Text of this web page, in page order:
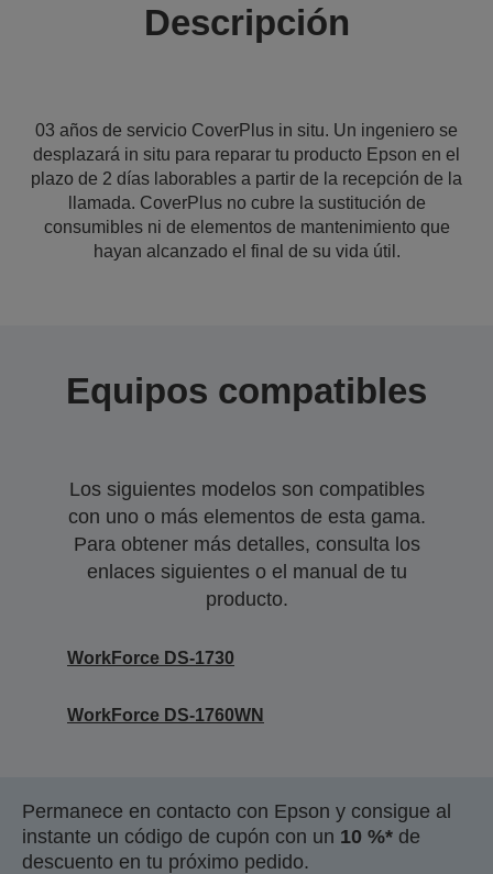
Descripción
03 años de servicio CoverPlus in situ. Un ingeniero se
desplazará in situ para reparar tu producto Epson en el
plazo de 2 días laborables a partir de la recepción de la
llamada. CoverPlus no cubre la sustitución de
consumibles ni de elementos de mantenimiento que
hayan alcanzado el final de su vida útil.
Equipos compatibles
Los siguientes modelos son compatibles
con uno o más elementos de esta gama.
Para obtener más detalles, consulta los
enlaces siguientes o el manual de tu
producto.
WorkForce DS-1730
WorkForce DS-1760WN
Permanece en contacto con Epson y consigue al
instante un código de cupón con un 10 %* de
descuento en tu próximo pedido.